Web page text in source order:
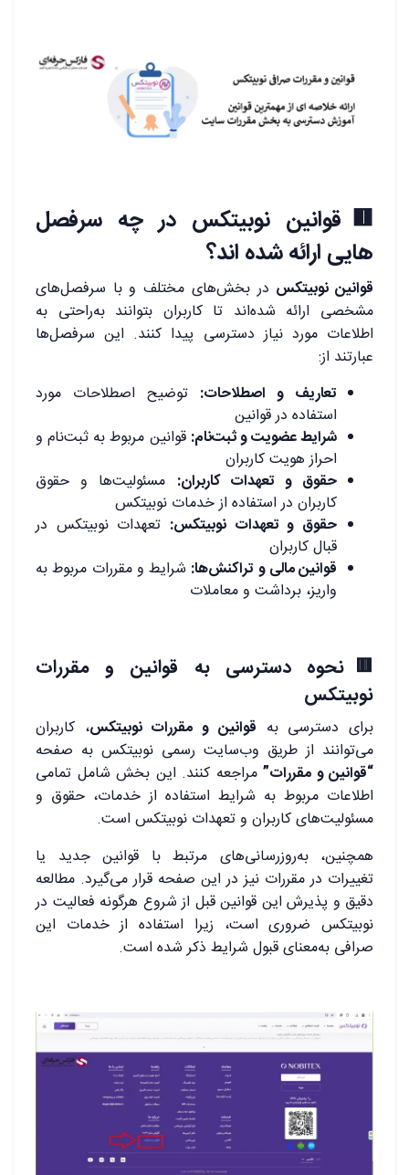
🟥قوانین نوبیتکس در چه سرفصل
هایی ارائه شده اند؟
قوانین نوبیتکس در بخش‌های مختلف و با سرفصل‌های
مشخصی ارائه شده‌اند تا کاربران بتوانند به‌راحتی به
اطلاعات مورد نیاز دسترسی پیدا کنند. این سرفصل‌ها
عبارتند از:
تعاریف و اصطلاحات: توضیح اصطلاحات مورد
استفاده در قوانین
شرایط عضویت و ثبت‌نام: قوانین مربوط به ثبت‌نام و
احراز هویت کاربران
حقوق و تعهدات کاربران: مسئولیت‌ها و حقوق
کاربران در استفاده از خدمات نوبیتکس
حقوق و تعهدات نوبیتکس: تعهدات نوبیتکس در
قبال کاربران
قوانین مالی و تراکنش‌ها: شرایط و مقررات مربوط به
واریز، برداشت و معاملات
🟥نحوه دسترسی به قوانین و مقررات
نوبیتکس
برای دسترسی به قوانین و مقررات نوبیتکس، کاربران
می‌توانند از طریق وب‌سایت رسمی نوبیتکس به صفحه
“قوانین و مقررات” مراجعه کنند. این بخش شامل تمامی
اطلاعات مربوط به شرایط استفاده از خدمات، حقوق و
مسئولیت‌های کاربران و تعهدات نوبیتکس است.
همچنین، به‌روزرسانی‌های مرتبط با قوانین جدید یا
تغییرات در مقررات نیز در این صفحه قرار می‌گیرد. مطالعه
دقیق و پذیرش این قوانین قبل از شروع هرگونه فعالیت در
نوبیتکس ضروری است، زیرا استفاده از خدمات این
صرافی به‌معنای قبول شرایط ذکر شده است.